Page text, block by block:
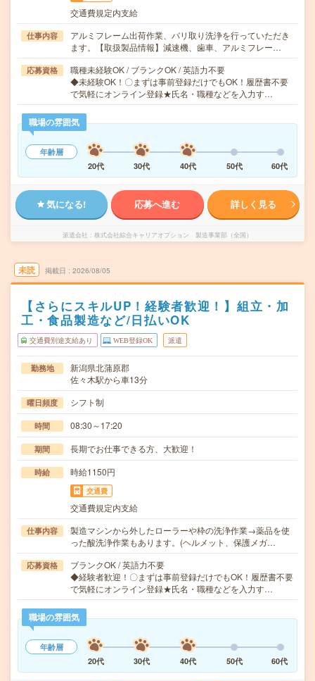
交通費規定内支給
仕事内容
アルミフレーム出荷作業、バリ取り洗浄を行っていただき
ます。【取扱製品情報】減速機、歯車、アルミフレー…
応募資格
職種未経験OK / ブランクOK / 英語力不要
◆未経験OK！〇まずは事前登録だけでもOK！履歴書不要
で気軽にオンライン登録★氏名・職種などを入力す…
職場の雰囲気
年齢層
20代
30代 40代 50代 60代
気になる! 応募へ進む 詳しく見る
派遣会社 株式会社綜合キャリアオプション 製造事業部（全国）
未読 掲載日 2026/08/05
【さらにスキルUP！経験者歓迎！】組立・加
工・食品製造など/日払いOK
交通費別途支給あり WEB登録OK 派遣
勤務地
新潟県北蒲原郡
佐々木駅から車13分
曜日頻度 シフト制
時間 08:30～17:20
期間 長期でお仕事できる方、大歓迎！
時給 時給1150円
交通費
交通費規定内支給
仕事内容
製造マシンから外したローラーや枠の洗浄作業→薬品を使
った酸洗浄作業もあります。(ヘルメット、保護メガ…
応募資格
ブランクOK / 英語力不要
◆経験者歓迎！〇まずは事前登録だけでもOK！履歴書不要
で気軽にオンライン登録★氏名・職種などを入力す…
職場の雰囲気
年齢層
20代
30代 40代 50代 60代